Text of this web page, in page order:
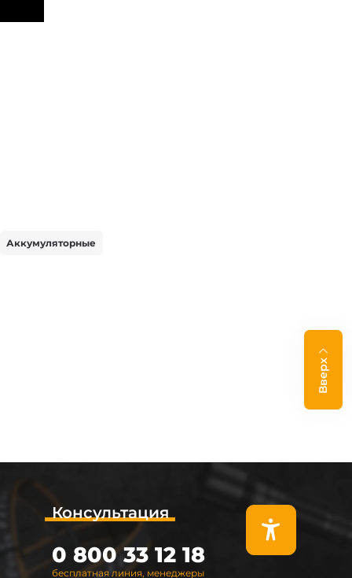
Аккумуляторные
Вверх
Консультация
бесплатная линия, менеджеры
0 800 33 12 18